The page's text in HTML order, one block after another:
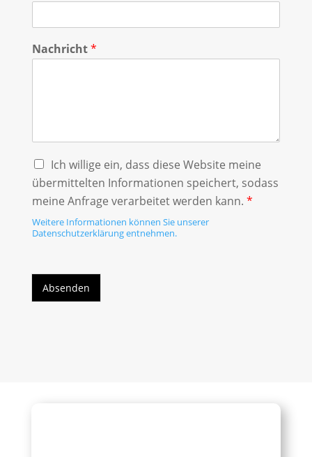
Nachricht*
Ich willige ein, dass diese Website meine
übermittelten Informationen speichert, sodass
meine Anfrage verarbeitet werden kann. *
Weitere Informationen können Sie unserer
Datenschutzerklärung entnehmen.
Absenden